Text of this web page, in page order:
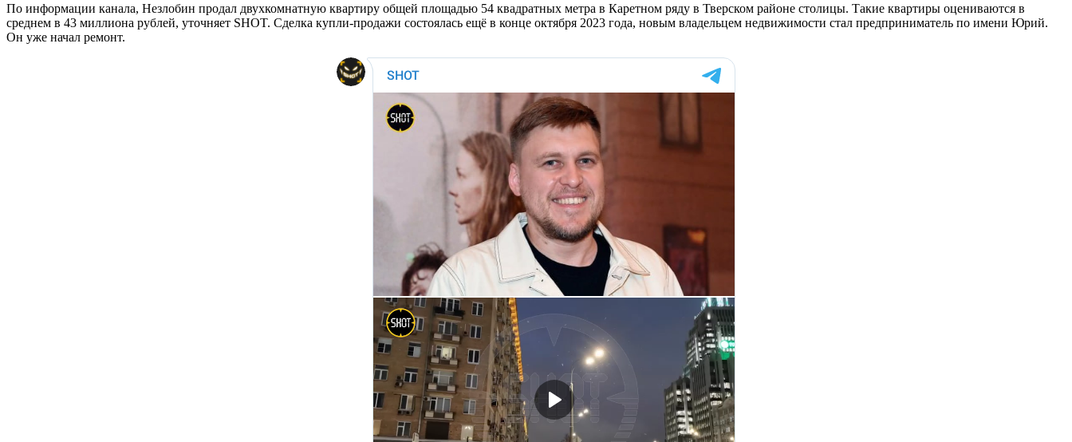
По информации канала, Незлобин продал двухкомнатную квартиру общей площадью 54 квадратных метра в Каретном ряду в Тверском районе столицы. Такие квартиры оцениваются в
среднем в 43 миллиона рублей, уточняет SHOT. Сделка купли-продажи состоялась ещё в конце октября 2023 года, новым владельцем недвижимости стал предприниматель по имени Юрий.
Он уже начал ремонт.